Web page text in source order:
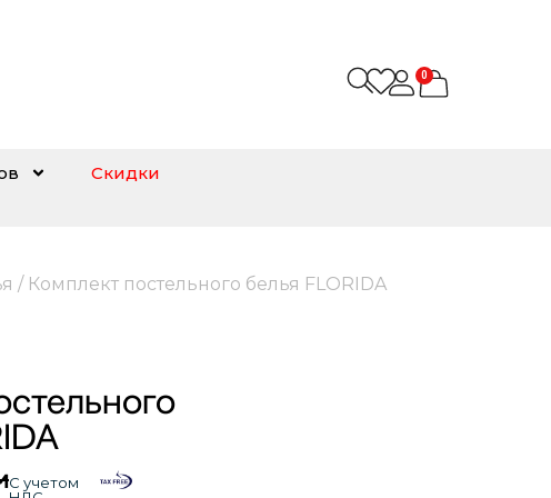
0
Скидки
/ Комплект постельного белья FLORIDA
С учетом